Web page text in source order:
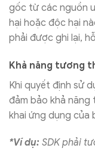
gốc từ các nguồn
hại hoặc độc hại
phải được ghi lại,
Khả năng tương
Khi quyết định sử
đảm bảo khả
khai ứng dụng của
*Ví dụ: SDK phải